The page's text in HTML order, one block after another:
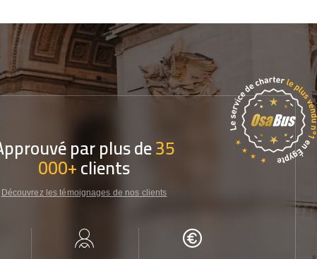
par plus de35
000+clients
Découvrez les témoignages de nos clients